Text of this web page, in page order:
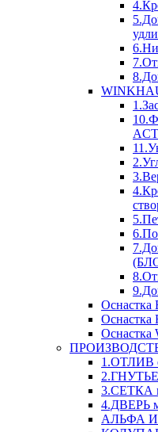
Оснастка
Оснастка
1.ОТЛИВ
2.ГНУТЬЕ
3.СЕТКА
4.ДВЕРЬ
АЛЬФА